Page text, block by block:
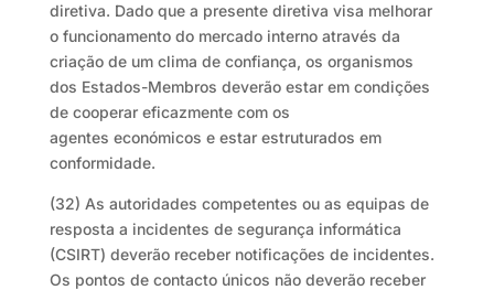
diretiva. Dado que a presente diretiva visa melhorar
o funcionamento do mercado interno através da
criação de um clima de confiança, os organismos
dos Estados-Membros deverão estar em condições
de cooperar eficazmente com os
agentes económicos e estar estruturados em
conformidade.
(32) As autoridades competentes ou as equipas de
resposta a incidentes de segurança informática
(CSIRT) deverão receber notificações de incidentes.
Os pontos de contacto únicos não deverão receber